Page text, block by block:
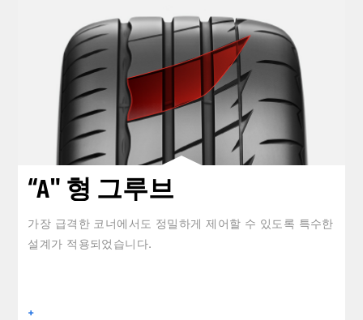
“A" 형 그루브
가장 급격한 코너에서도 정밀하게 제어할 수 있도록 특수한
설계가 적용되었습니다.
+